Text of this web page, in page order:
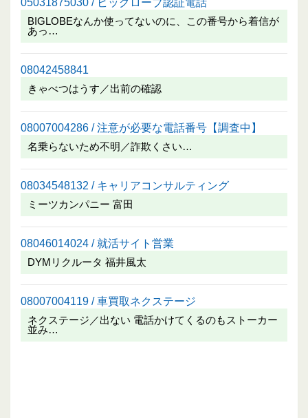
BIGLOBEなんか使ってないのに、この番号から着信が
あっ…
08042458841
きゃべつはうす／出前の確認
08007004286 / 注意が必要な電話番号【調査中】
名乗らないため不明／詐欺くさい…
08034548132 / キャリアコンサルティング
ミーツカンパニー 富田
08046014024 / 就活サイト営業
DYMリクルータ 福井風太
08007004119 / 車買取ネクステージ
ネクステージ／出ない 電話かけてくるのもストーカー
並み…